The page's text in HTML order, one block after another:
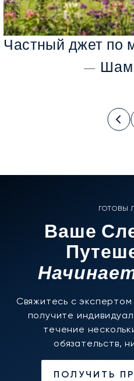
Частный джет по
—
ГОТОВЫ
Ваше
Свяжитесь с
получите
течение
обязательств,
ПОЛУЧИТЬ